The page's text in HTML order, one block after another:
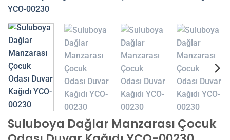
Suluboya Dağlar Manzarası Çocuk